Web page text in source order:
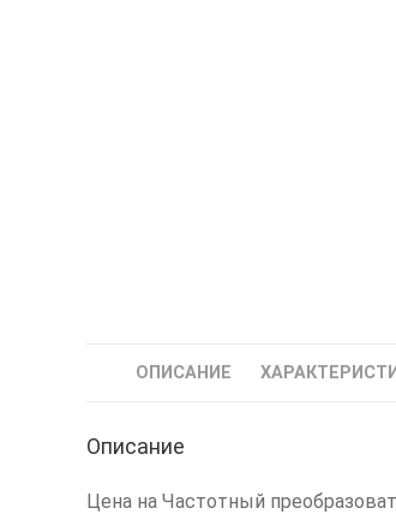
ОПИСАНИЕ
Описание
Цена на Частотный